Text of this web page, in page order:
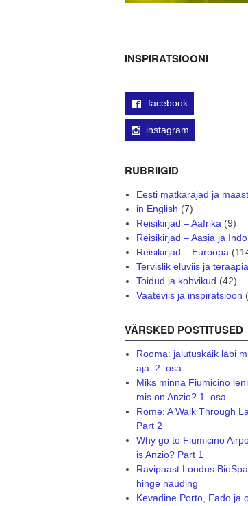
INSPIRATSIOONI
facebook
instagram
RUBRIIGID
Eesti matkarajad ja
in English (7)
Reisikirjad – Aafrika(9)
Reisikirjad – Aasia ja
Reisikirjad – Euroopa
Tervislik eluviis ja
Toidud ja kohvikud (42)
Vaateviis ja inspiratsioon
VÄRSKED POSTITUSED
Rooma: jalutuskäik läbi
aja. 2. osa
Miks minna Fiumicino
mis on Anzio? 1. osa
Rome: A Walk Through
Part 2
Why go to Fiumicino
is Anzio? Part 1
Ravipaast Loodus
hinge nauding
Kevadine Porto, Fado ja